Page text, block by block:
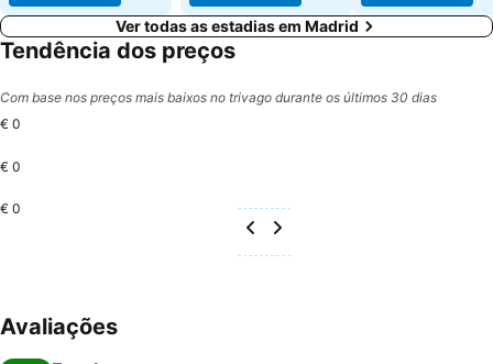
Ver todas as estadias em Madrid
Tendência dos preços
Com base nos preços mais baixos no trivago durante os últimos 30 dias
€ 0
€ 0
€ 0
Avaliações